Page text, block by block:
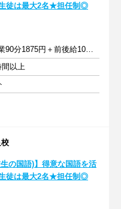
徒は最大2名★担任制◎
1コマ2065円（1授業90分1875円＋前後給10分190円）
間以上
生の国語)】得意な国語を活
徒は最大2名★担任制◎